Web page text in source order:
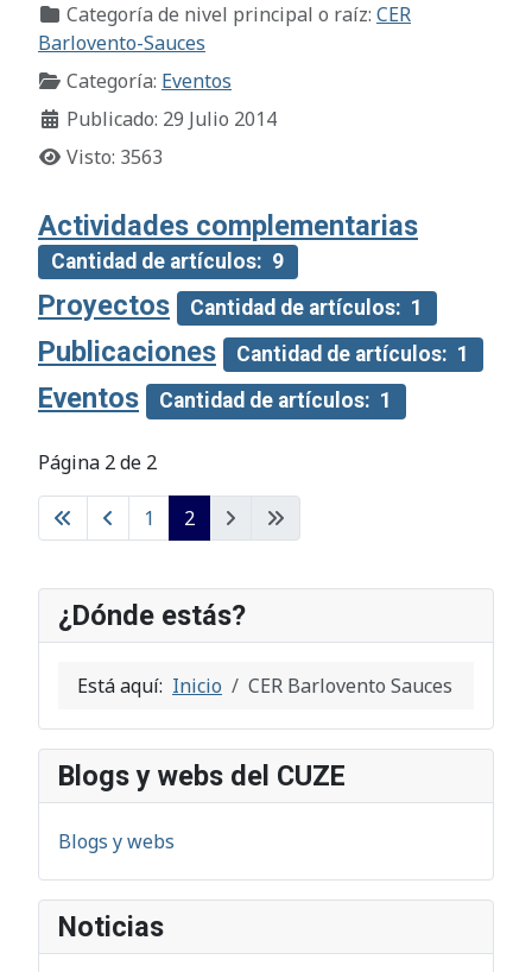
¿Dónde estás?
Está aquí: Inicio CER Barlovento Sauces
Blogs y webs del CUZE
Blogs y webs
Noticias
Categoría de nivel principal o raíz: CER
Barlovento-Sauces
Categoría: Eventos
Publicado: 29 Julio 2014
Visto: 3563
Actividades complementarias
Cantidad de artículos: 9
Proyectos Cantidad de artículos: 1
Publicaciones Cantidad de artículos: 1
Eventos Cantidad de artículos: 1
Página 2 de 2
1 2